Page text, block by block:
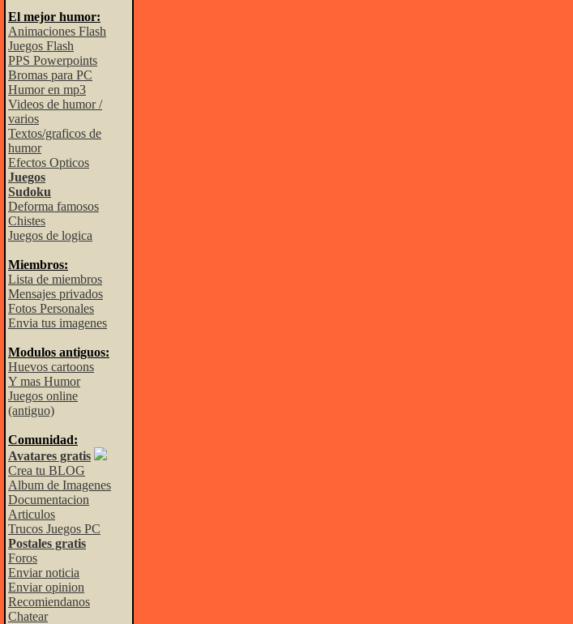
El mejor humor:
Animaciones Flash
Juegos Flash
PPS Powerpoints
Bromas para PC
Humor en mp3
Videos de humor /
varios
Textos/graficos de
humor
Efectos Opticos
Juegos
Sudoku
Deforma famosos
Chistes
Juegos de logica
Miembros:
Lista de miembros
Mensajes privados
Fotos Personales
Envia tus imagenes
Modulos antiguos:
Huevos cartoons
Y mas Humor
Juegos online
(antiguo)
Comunidad:
Avatares gratis
Crea tu BLOG
Album de Imagenes
Documentacion
Articulos
Trucos Juegos PC
Postales gratis
Foros
Enviar noticia
Enviar opinion
Recomiendanos
Chatear